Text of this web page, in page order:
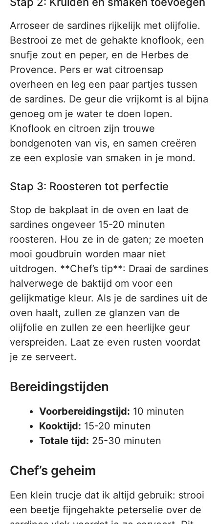
Arroseer de sardines rijkelijk met olijfolie.
Bestrooi ze met de gehakte knoflook, een
snufje zout en peper, en de Herbes de
Provence. Pers er wat citroensap
overheen en leg een paar partjes tussen
de sardines. De geur die vrijkomt is al bijna
genoeg om je water te doen lopen.
Knoflook en citroen zijn trouwe
bondgenoten van vis, en samen creëren
ze een explosie van smaken in je mond.
Stap 3: Roosteren tot perfectie
Stop de bakplaat in de oven en laat de
sardines ongeveer 15-20 minuten
roosteren. Hou ze in de gaten; ze moeten
mooi goudbruin worden maar niet
uitdrogen. **Chef’s tip**: Draai de sardines
halverwege de baktijd om voor een
gelijkmatige kleur. Als je de sardines uit de
oven haalt, zullen ze glanzen van de
olijfolie en zullen ze een heerlijke geur
verspreiden. Laat ze even rusten voordat
je ze serveert.
Bereidingstijden
Voorbereidingstijd: 10 minuten
Kooktijd: 15-20 minuten
Totale tijd: 25-30 minuten
Chef’s geheim
Een klein trucje dat ik altijd gebruik: strooi
een beetje fijngehakte peterselie over de